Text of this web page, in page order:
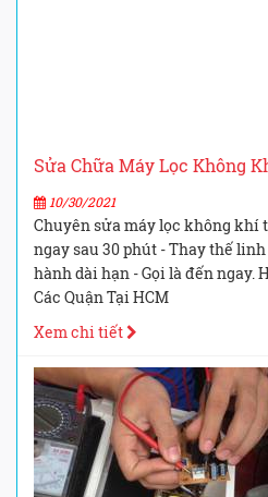
Sửa Chữa Máy Lọc Không
10/30/2021
Chuyên sửa máy lọc không khí
ngay sau 30 phút - Thay thế
hành dài hạn - Gọi là đến ngay.
Các Quận Tại HCM
Xem chi tiết